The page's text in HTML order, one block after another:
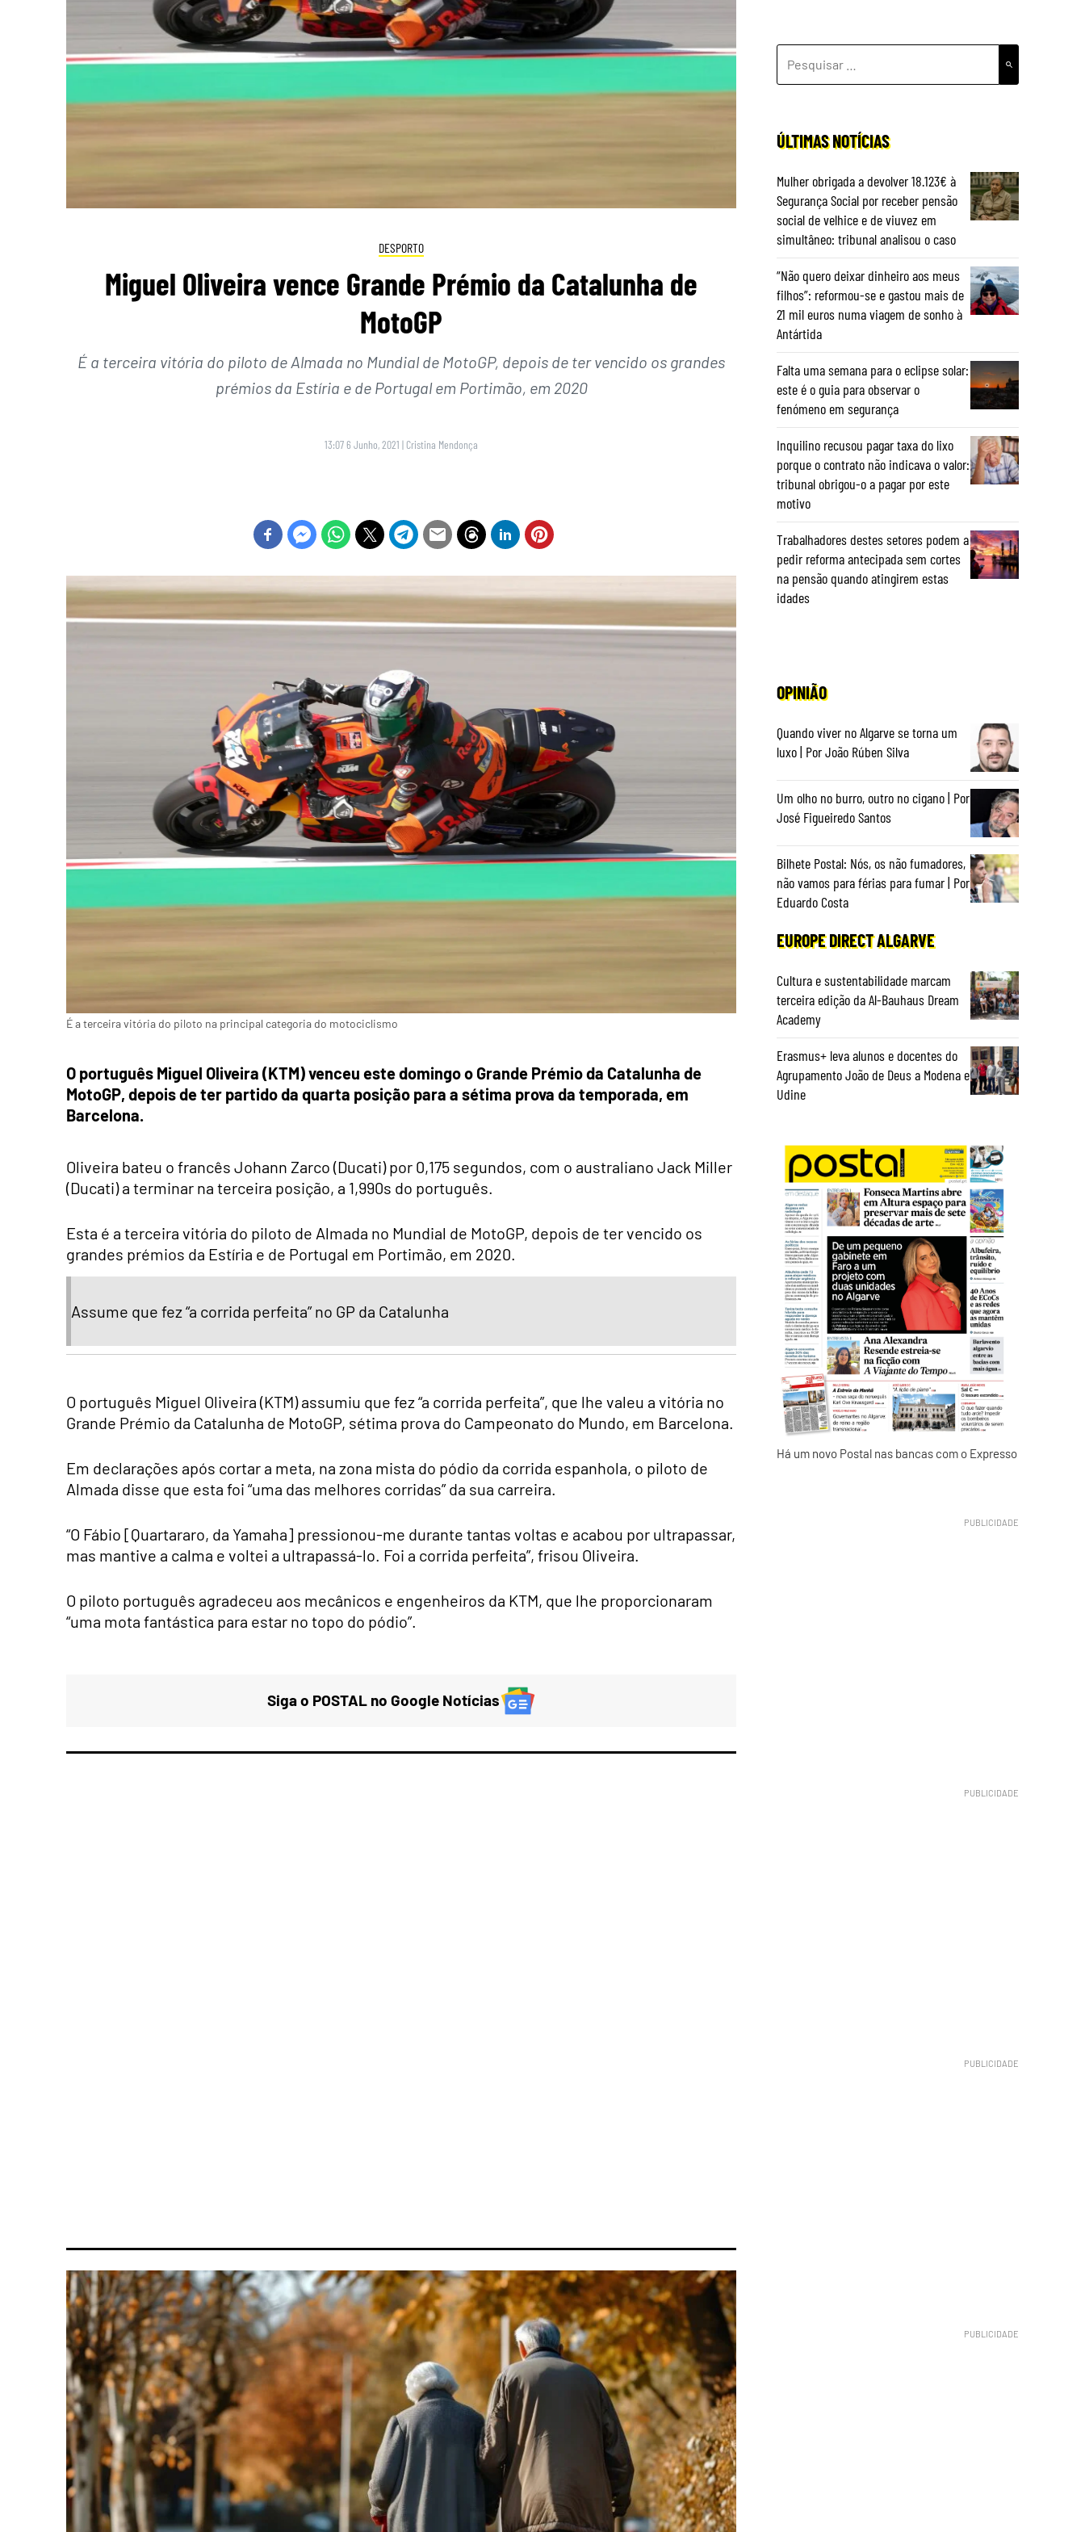
DESPORTO
Miguel Oliveira vence Grande Prémio da Catalunha de
MotoGP
É a terceira vitória do piloto de Almada no Mundial de MotoGP, depois de ter vencido os grandes
prémios da Estíria e de Portugal em Portimão, em 2020
13:07 6 Junho, 2021 | Cristina Mendonça
É a terceira vitória do piloto na principal categoria do motociclismo
O português Miguel Oliveira (KTM) venceu este domingo o Grande Prémio da Catalunha de
MotoGP, depois de ter partido da quarta posição para a sétima prova da temporada, em
Barcelona.
Oliveira bateu o francês Johann Zarco (Ducati) por 0,175 segundos, com o australiano Jack Miller
(Ducati) a terminar na terceira posição, a 1,990s do português.
Esta é a terceira vitória do piloto de Almada no Mundial de MotoGP, depois de ter vencido os
grandes prémios da Estíria e de Portugal em Portimão, em 2020.
Assume que fez “a corrida perfeita” no GP da Catalunha
O português Miguel Oliveira (KTM) assumiu que fez “a corrida perfeita”, que lhe valeu a vitória no
Grande Prémio da Catalunha de MotoGP, sétima prova do Campeonato do Mundo, em Barcelona.
Em declarações após cortar a meta, na zona mista do pódio da corrida espanhola, o piloto de
Almada disse que esta foi “uma das melhores corridas” da sua carreira.
“O Fábio [Quartararo, da Yamaha] pressionou-me durante tantas voltas e acabou por ultrapassar,
mas mantive a calma e voltei a ultrapassá-lo. Foi a corrida perfeita”, frisou Oliveira.
O piloto português agradeceu aos mecânicos e engenheiros da KTM, que lhe proporcionaram
“uma mota fantástica para estar no topo do pódio”.
Siga o POSTAL no Google Notícias
POR:
ÚLTIMAS NOTÍCIAS
Mulher obrigada a devolver 18.123€ à
Segurança Social por receber pensão
social de velhice e de viuvez em
simultâneo: tribunal analisou o caso
“Não quero deixar dinheiro aos meus
filhos”: reformou-se e gastou mais de
21 mil euros numa viagem de sonho à
Antártida
Falta uma semana para o eclipse solar:
este é o guia para observar o
fenómeno em segurança
Inquilino recusou pagar taxa do lixo
porque o contrato não indicava o valor:
tribunal obrigou-o a pagar por este
motivo
Trabalhadores destes setores podem a
pedir reforma antecipada sem cortes
na pensão quando atingirem estas
idades
OPINIÃO
Quando viver no Algarve se torna um
luxo | Por João Rúben Silva
Um olho no burro, outro no cigano | Por
José Figueiredo Santos
Bilhete Postal: Nós, os não fumadores,
não vamos para férias para fumar | Por
Eduardo Costa
EUROPE DIRECT ALGARVE
Cultura e sustentabilidade marcam
terceira edição da Al-Bauhaus Dream
Academy
Erasmus+ leva alunos e docentes do
Agrupamento João de Deus a Modena e
Udine
Há um novo Postal nas bancas com o Expresso